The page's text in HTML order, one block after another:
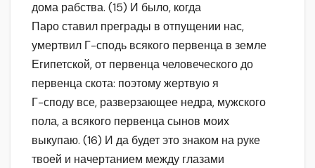
дома рабства. (15) И было, когда
Паро ставил преграды в отпущении нас,
умертвил Г-сподь всякого первенца в земле
Египетской, от первенца человеческого до
первенца скота: поэтому жертвую я
Г-споду все, разверзающее недра, мужского
пола, а всякого первенца сынов моих
выкупаю. (16) И да будет это знаком на руке
твоей и начертанием между глазами